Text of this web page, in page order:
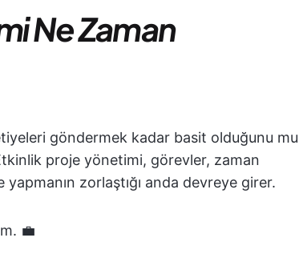
Ne Zaman
göndermek kadar basit olduğunu mu
proje yönetimi, görevler, zaman
zorlaştığı anda devreye girer.
💼